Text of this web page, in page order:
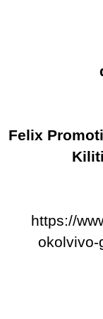
Felix
https://
okolvivo-